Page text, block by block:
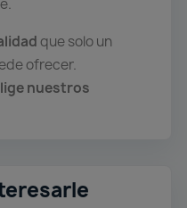
que solo un
ofrecer.
nuestros